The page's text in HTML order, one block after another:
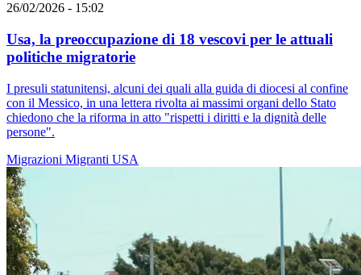
26/02/2026 - 15:02
Usa, la preoccupazione di 18 vescovi per le attuali
politiche migratorie
I presuli statunitensi, alcuni dei quali alla guida di diocesi al confine
con il Messico, in una lettera rivolta ai massimi organi dello Stato
chiedono che la riforma in atto "rispetti i diritti e la dignità delle
persone".
Migrazioni Migranti USA